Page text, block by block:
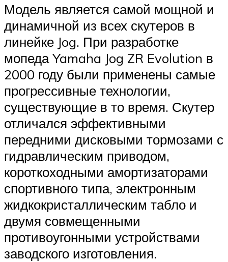
Модель является самой мощной и
динамичной из всех скутеров в
линейке Jog. При разработке
мопеда Yamaha Jog ZR Evolution в
2000 году были применены самые
прогрессивные технологии,
существующие в то время. Скутер
отличался эффективными
передними дисковыми тормозами с
гидравлическим приводом,
короткоходными амортизаторами
спортивного типа, электронным
жидкокристаллическим табло и
двумя совмещенными
противоугонными устройствами
заводского изготовления.